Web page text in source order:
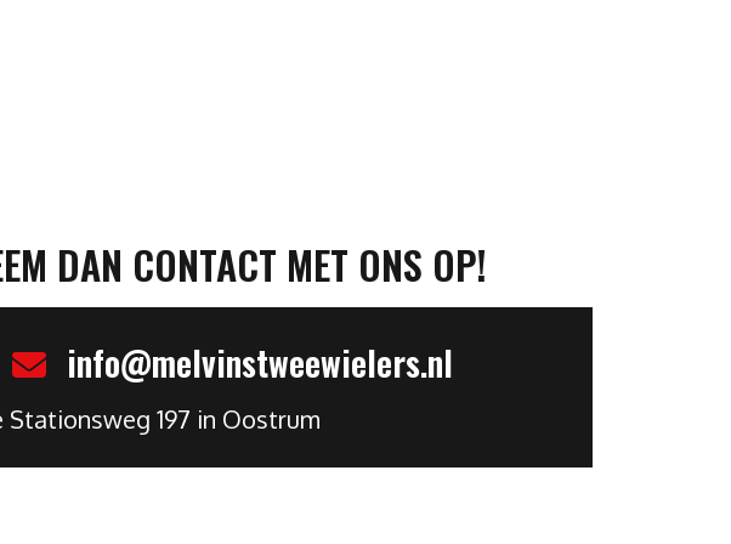
DAN CONTACT MET ONS OP!
info@melvinstweewielers.nl
197 in Oostrum